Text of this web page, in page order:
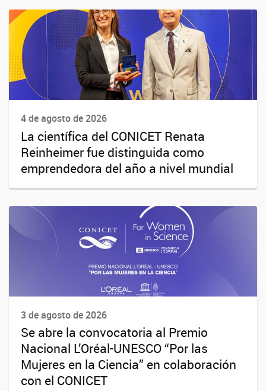
4 de agosto de 2026
La científica del CONICET Renata
Reinheimer fue distinguida como
emprendedora del año a nivel mundial
3 de agosto de 2026
Se abre la convocatoria al Premio
Nacional L’Oréal-UNESCO “Por las
Mujeres en la Ciencia” en colaboración
con el CONICET